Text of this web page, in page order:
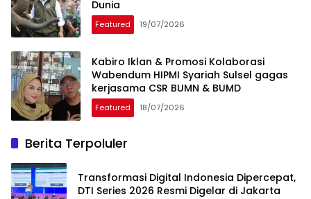
Dunia
Featured 19/07/2026
Kabiro Iklan & Promosi Kolaborasi
Wabendum HIPMI Syariah Sulsel gagas
kerjasama CSR BUMN & BUMD
Featured 18/07/2026
Berita Terpoluler
Transformasi Digital Indonesia Dipercepat,
DTI Series 2026 Resmi Digelar di Jakarta